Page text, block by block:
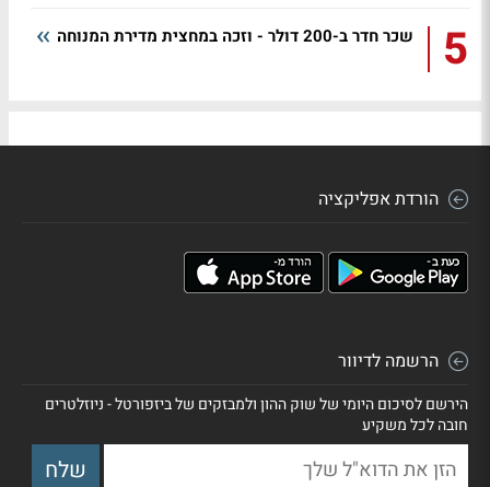
5 שכר חדר ב-200 דולר - וזכה במחצית מדירת המנוחה
הורדת אפליקציה
הרשמה לדיוור
הירשם לסיכום היומי של שוק ההון ולמבזקים של ביזפורטל - ניוזלטרים
חובה לכל משקיע